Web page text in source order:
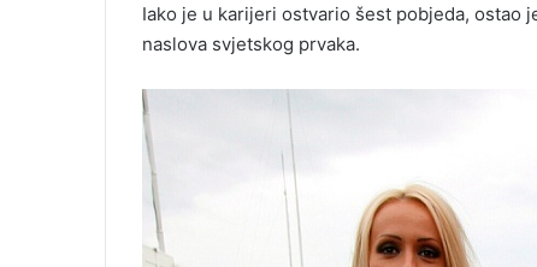
Iako je u karijeri ostvario šest pobjeda, ostao
naslova svjetskog prvaka.